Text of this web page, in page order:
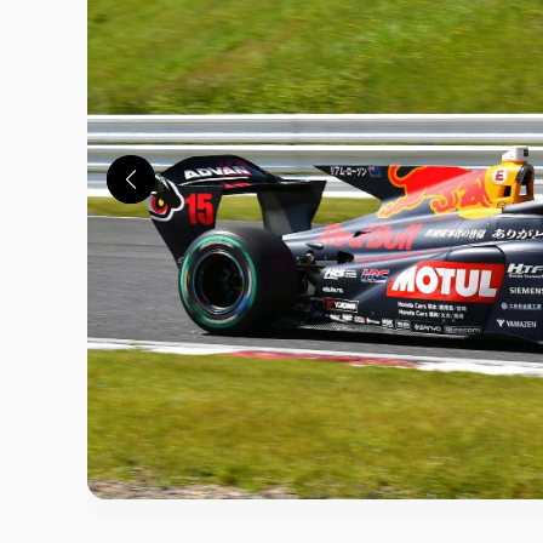
この画像の記事を